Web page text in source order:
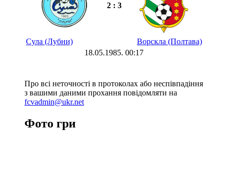
2 : 3
Сула (Лубни)
Ворскла (Полтава)
18.05.1985. 00:17
Про всі неточності в протоколах або неспівпадіння
з вашими даними прохання повідомляти на
fcvadmin@ukr.net
Фото гри